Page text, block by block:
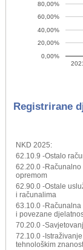
0,00%
20,00%
40,00%
60,00%
80,00%
Registrirane
NKD 2025:
62.10.9 -Ostalo
62.20.0 -
opremom
62.90.0 -Ostale
i računalima
63.10.0 -
i povezane
70.20.0 -
72.10.0 -
tehnološkim